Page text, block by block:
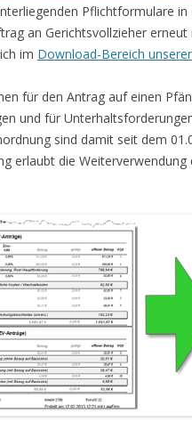
Pflichtformulare
an Gerichtsvollzieher
im Download-Bereich
für den Antrag auf einen
und für
sind damit seit dem
erlaubt die